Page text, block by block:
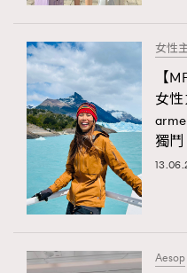
時
煲
(nmg.com.hk/privacy)
女性
【
女
獨鬥
Aesop